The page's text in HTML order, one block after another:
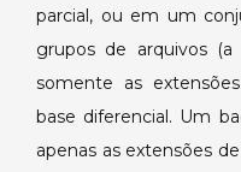
parcial, ou em um
grupos de arquivos
somente as
base diferencial. Um
apenas as extensões